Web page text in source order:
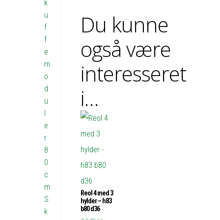
Du kunne
også være
interesseret
i…
Reol 4 med 3
hylder – h83
b80 d36
k
u
f
f
e
m
o
d
u
l
e
r
8
0
c
m
S
k